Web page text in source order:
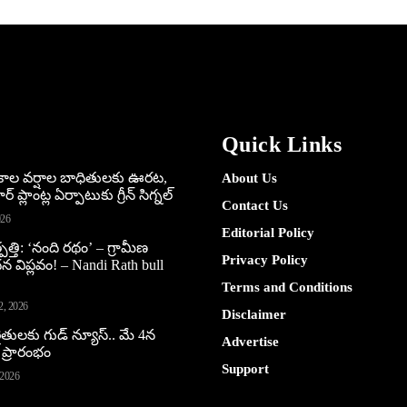
అకాల వర్షాల బాధితులకు ఊరట,
ఏర్పాటుకు గ్రీన్‌ సిగ్నల్
‘నంది రథం’ – గ్రామీణ
– Nandi Rath bull
2026
గుడ్ న్యూస్.. మే 4న
Quick Links
About Us
Contact Us
Editorial Policy
Privacy Policy
Terms and Conditions
Disclaimer
Advertise
Support